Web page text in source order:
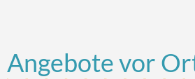
Angebote vor